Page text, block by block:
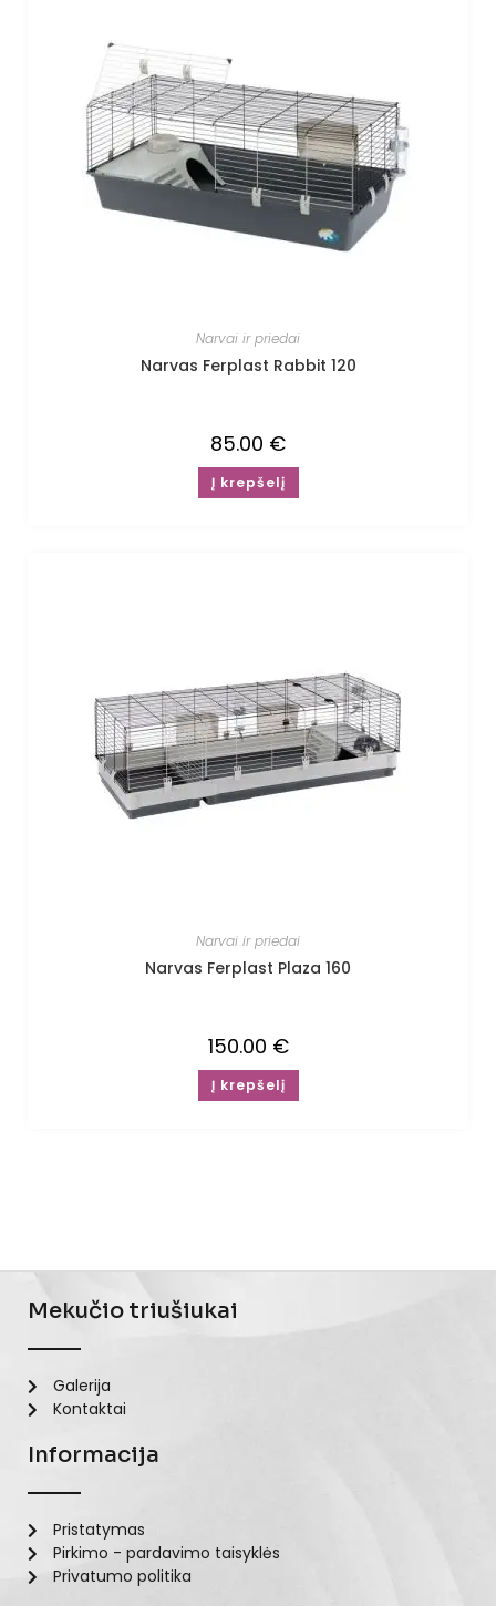
Narvai ir priedai
Narvas Ferplast Rabbit 120
85.00 €
Į krepšelį
Narvai ir priedai
Narvas Ferplast Plaza 160
150.00 €
Į krepšelį
Mekučio triušiukai
Galerija
Kontaktai
Informacija
Pristatymas
Pirkimo - pardavimo taisyklės
Privatumo politika